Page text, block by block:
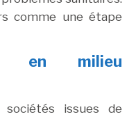
comme une étape
en milieu
sociétés issues de